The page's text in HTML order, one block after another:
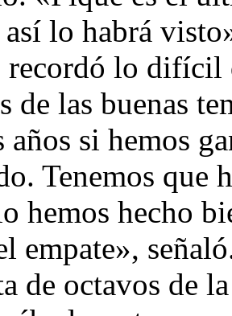
lo habrá
recordó lo difícil
de las buenas
si hemos
Tenemos que
hemos hecho
empate»,
de octavos de